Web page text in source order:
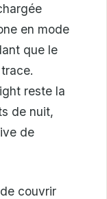
en mode
que le
reste la
de nuit,
de
couvrir